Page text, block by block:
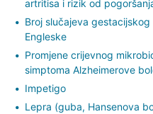
artritisa i rizik od
Broj slučajeva
Engleske
Promjene crijevnog
simptoma Alzheimerove
Impetigo
Lepra (guba, Hansenova